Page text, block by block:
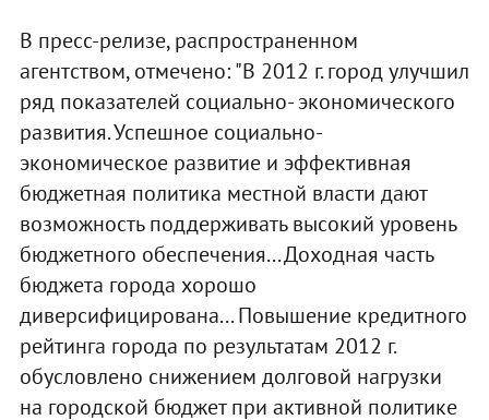
В пресс-релизе, распространенном
агентством, отмечено: "В 2012 г. город улучшил
ряд показателей социально- экономического
развития. Успешное социально-
экономическое развитие и эффективная
бюджетная политика местной власти дают
возможность поддерживать высокий уровень
бюджетного обеспечения... Доходная часть
бюджета города хорошо
диверсифицирована... Повышение кредитного
рейтинга города по результатам 2012 г.
обусловлено снижением долговой нагрузки
на городской бюджет при активной политике